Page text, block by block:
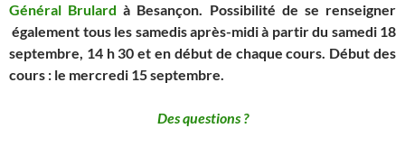
Général Brulard à Besançon. Possibilité de se renseigner
également tous les samedis après-midi à partir du samedi 18
septembre, 14 h 30 et en début de chaque cours. Début des
cours : le mercredi 15 septembre.
Des questions ?